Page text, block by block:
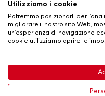
63,99 €
Condizioni generali di
Politica sulla privacy e sui
Utilizziamo i cookie
Potremmo posizionarli per
migliorare il nostro sito Web,
un'esperienza di navigazione
cookie utilizziamo aprire le